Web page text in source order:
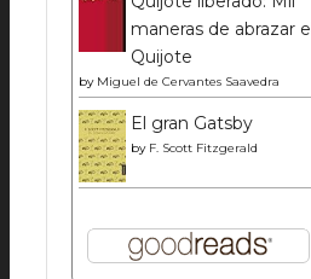
maneras de abrazar el
Quijote
by Miguel de Cervantes Saavedra
El gran Gatsby
by F. Scott Fitzgerald